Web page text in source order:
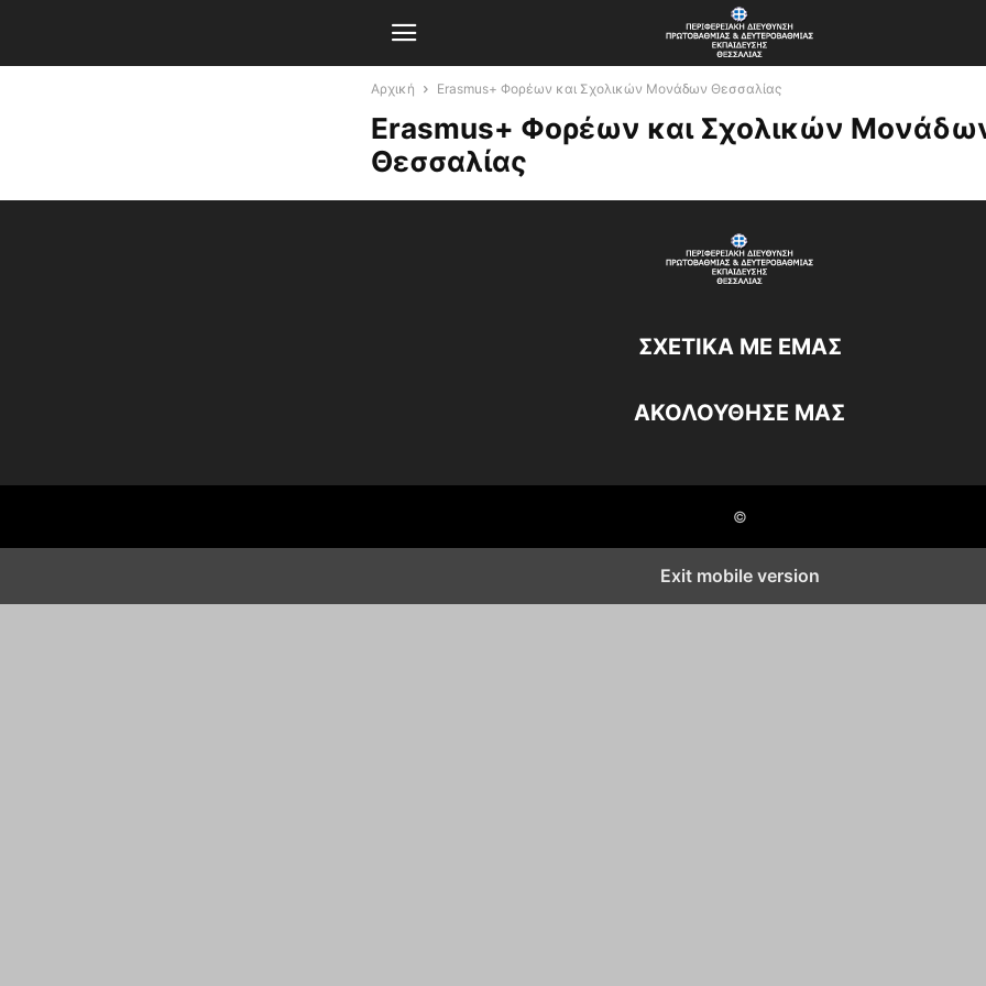
Αρχική Erasmus+ Φορέων και Σχολικών Μονάδων Θεσσαλίας
Erasmus+ Φορέων και Σχολικών
Θεσσαλίας
ΣΧΕΤΙΚΆ ΜΕ ΕΜΆΣ
ΑΚΟΛΟΥΘΗΣΕ ΜΑΣ
©
Exit mobile version